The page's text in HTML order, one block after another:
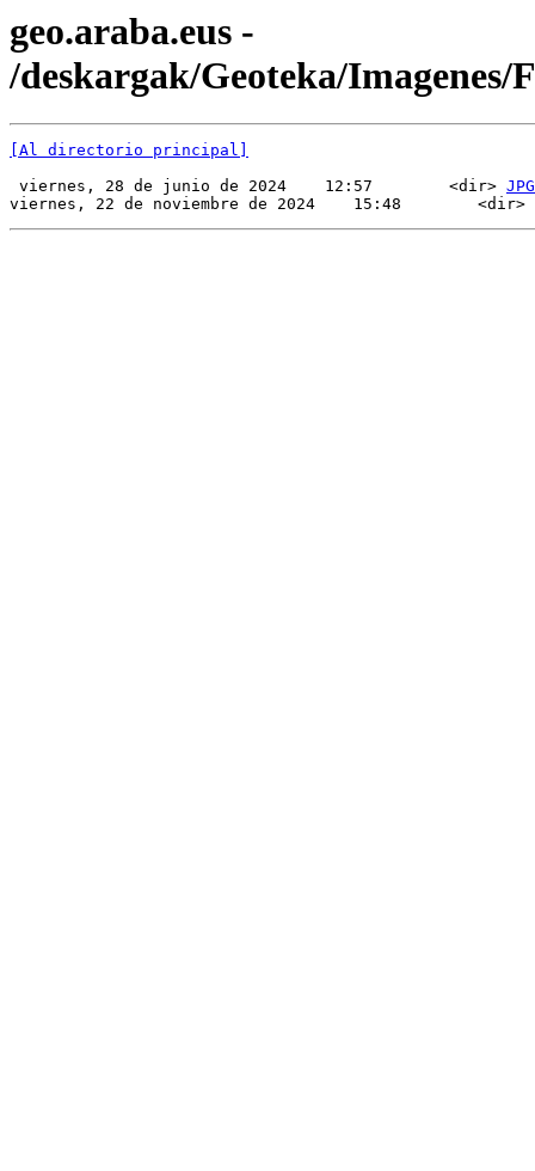
geo.araba.eus -
/deskargak/Geoteka/Imagenes/
[Al directorio principal]
viernes, 28 de junio de 2024    12:57        <dir> JPG
viernes, 22 de noviembre de 2024    15:48        <dir>